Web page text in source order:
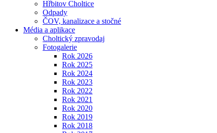
Hřbitov Choltice
Odpady
ČOV, kanalizace a stočné
Média a aplikace
Choltický zpravodaj
Fotogalerie
Rok 2026
Rok 2025
Rok 2024
Rok 2023
Rok 2022
Rok 2021
Rok 2020
Rok 2019
Rok 2018